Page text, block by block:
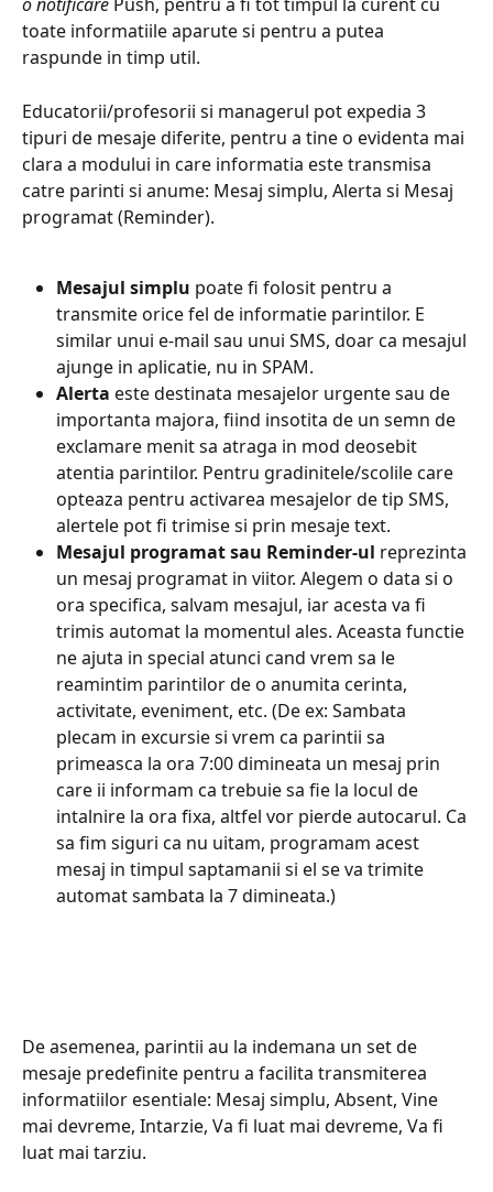
toate informatiile aparute si pentru a putea
raspunde in timp util.
Educatorii/profesorii si managerul pot expedia 3
tipuri de mesaje diferite, pentru a tine o evidenta mai
clara a modului in care informatia este transmisa
catre parinti si anume: Mesaj simplu, Alerta si Mesaj
programat (Reminder).
Mesajul simplu poate fi folosit pentru a
transmite orice fel de informatie parintilor. E
similar unui e-mail sau unui SMS, doar ca mesajul
ajunge in aplicatie, nu in SPAM.
Alerta este destinata mesajelor urgente sau de
importanta majora, fiind insotita de un semn de
exclamare menit sa atraga in mod deosebit
atentia parintilor. Pentru gradinitele/scolile care
opteaza pentru activarea mesajelor de tip SMS,
alertele pot fi trimise si prin mesaje text.
Mesajul programat sau Reminder-ul reprezinta
un mesaj programat in viitor. Alegem o data si o
ora specifica, salvam mesajul, iar acesta va fi
trimis automat la momentul ales. Aceasta functie
ne ajuta in special atunci cand vrem sa le
reamintim parintilor de o anumita cerinta,
activitate, eveniment, etc. (De ex: Sambata
plecam in excursie si vrem ca parintii sa
primeasca la ora 7:00 dimineata un mesaj prin
care ii informam ca trebuie sa fie la locul de
intalnire la ora fixa, altfel vor pierde autocarul. Ca
sa fim siguri ca nu uitam, programam acest
mesaj in timpul saptamanii si el se va trimite
automat sambata la 7 dimineata.)
De asemenea, parintii au la indemana un set de
mesaje predefinite pentru a facilita transmiterea
informatiilor esentiale: Mesaj simplu, Absent, Vine
mai devreme, Intarzie, Va fi luat mai devreme, Va fi
luat mai tarziu.